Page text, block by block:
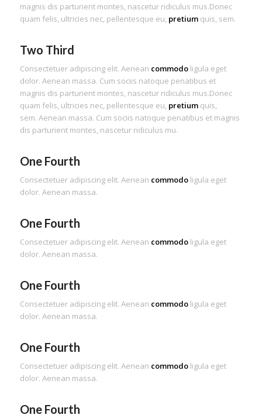
magnis dis parturient montes, nascetur ridiculus mus.Donec
quam felis, ultricies nec, pellentesque eu, pretiumquis, sem.
Two Third
Consectetuer adipiscing elit. Aenean commodoligula eget
dolor. Aenean massa. Cum sociis natoque penatibus et
magnis dis parturient montes, nascetur ridiculus mus.Donec
quam felis, ultricies nec, pellentesque eu, pretiumquis,
sem. Aenean massa. Cum sociis natoque penatibus et magnis
dis parturient montes, nascetur ridiculus mu.
One Fourth
Consectetuer adipiscing elit. Aenean commodoligula eget
dolor. Aenean massa.
One Fourth
Consectetuer adipiscing elit. Aenean commodoligula eget
dolor. Aenean massa.
One Fourth
Consectetuer adipiscing elit. Aenean commodoligula eget
dolor. Aenean massa.
One Fourth
Consectetuer adipiscing elit. Aenean commodoligula eget
dolor. Aenean massa.
One Fourth